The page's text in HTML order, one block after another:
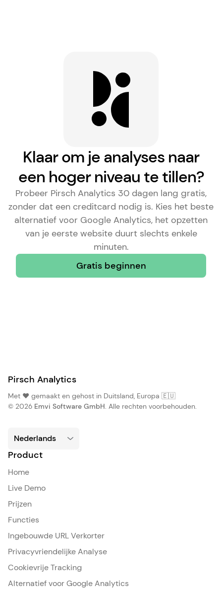
Klaar om je analyses naar
een hoger niveau te tillen?
Probeer Pirsch Analytics 30 dagen lang gratis,
zonder dat een creditcard nodig is. Kies het beste
alternatief voor Google Analytics, het opzetten
van je eerste website duurt slechts enkele
minuten.
Gratis beginnen
Pirsch Analytics
Met ❤️ gemaakt en gehost in Duitsland, Europa 🇪🇺
© 2026 Emvi Software GmbH. Alle rechten voorbehouden.
Product
Home
Live Demo
Prijzen
Functies
Ingebouwde URL Verkorter
Privacyvriendelijke Analyse
Cookievrije Tracking
Alternatief voor Google Analytics